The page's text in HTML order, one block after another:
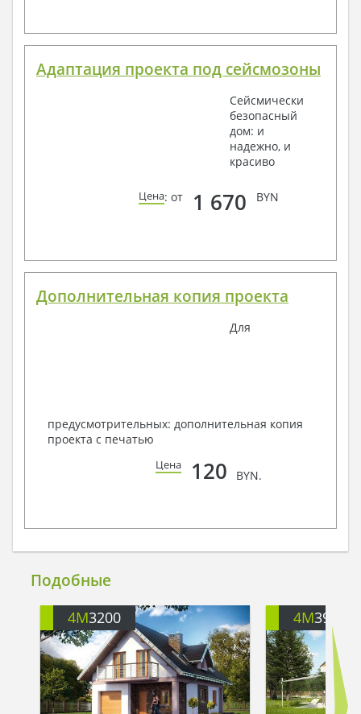
Адаптация проекта под сейсмозоны
Сейсмически
безопасный
дом: и
надежно, и
красиво
Цена: от 1 670 BYN
Дополнительная копия проекта
Для
предусмотрительных: дополнительная копия
проекта с печатью
Цена 120 BYN.
Подобные
4M3200 4M395